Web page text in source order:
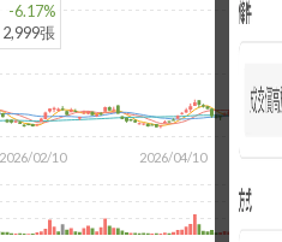
2026/02/10 2026/04/10
-6.17%
2,999張